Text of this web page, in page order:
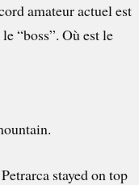
amateur actuel est
“boss”. Où est le
stayed on top